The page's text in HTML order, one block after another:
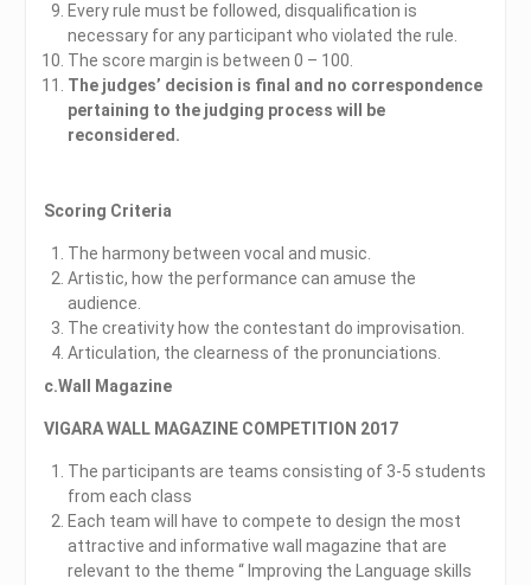
Every rule must be followed, disqualification is
necessary for any participant who violated the rule.
The score margin is between 0 – 100.
The judges’ decision is final and no correspondence
pertaining to the judging process will be
reconsidered.
Scoring Criteria
The harmony between vocal and music.
Artistic, how the performance can amuse the
audience.
The creativity how the contestant do improvisation.
Articulation, the clearness of the pronunciations.
c.Wall Magazine
VIGARA WALL MAGAZINE COMPETITION 2017
The participants are teams consisting of 3-5 students
from each class
Each team will have to compete to design the most
attractive and informative wall magazine that are
relevant to the theme “ Improving the Language skills